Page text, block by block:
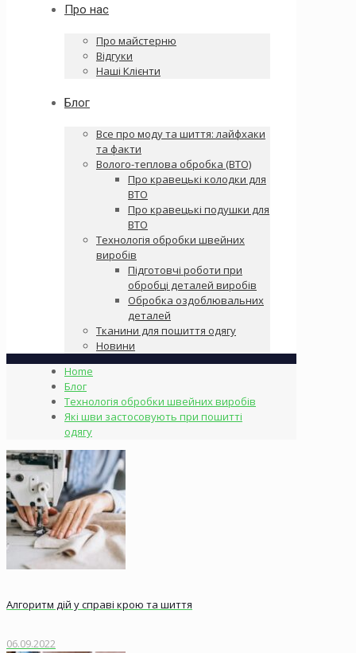
Про нас
Про майстерню
Відгуки
Наші Клієнти
Блог
Все про моду та шиття: лайфхаки
та факти
Волого-теплова обробка (ВТО)
Про кравецькі колодки для
ВТО
Про кравецькі подушки для
ВТО
Технологія обробки швейних
виробів
Підготовчі роботи при
обробці деталей виробів
Обробка оздоблювальних
деталей
Тканини для пошиття одягу
Новини
Home
Блог
Технологія обробки швейних виробів
Які шви застосовують при пошитті
одягу
Алгоритм дій у справі крою та шиття
06.09.2022